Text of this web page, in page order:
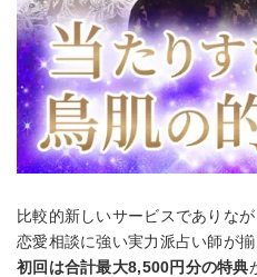
比較的新しいサービスでありな
恋愛相談に強い実力派占い師が
初回は合計最大8,500円分の特典